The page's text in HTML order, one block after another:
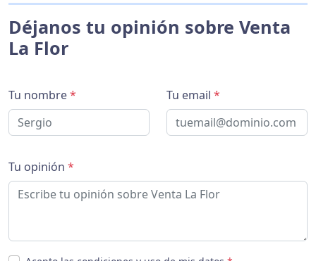
Déjanos tu opinión sobre Venta
La Flor
Tu nombre* Tu email *
Tu opinión *